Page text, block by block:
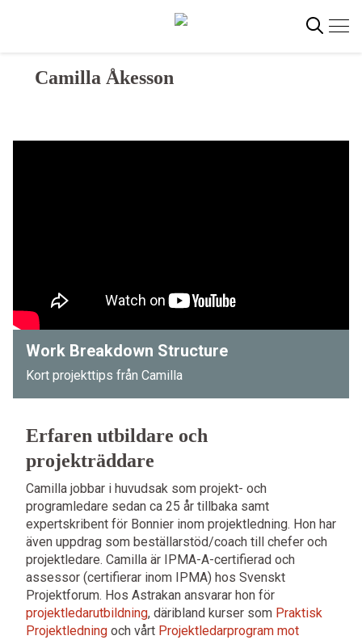
innehålletCamilla Åkesson
Work Breakdown Structure
Kort projekttips från Camilla
Erfaren utbildare och
projekträddare
Camilla jobbar i huvudsak som projekt- och
programledare sedan ca 25 år tillbaka samt
expertskribent för Bonnier inom projektledning. Hon har
även uppdrag som beställarstöd/coach till chefer och
projektledare. Camilla är IPMA-A-certifierad och
assessor (certifierar inom IPMA) hos Svenskt
Projektforum. Hos Astrakan ansvarar hon för
projektledarutbildning, däribland kurser som Praktisk
Projektledning och vårt Projektledarprogram mot